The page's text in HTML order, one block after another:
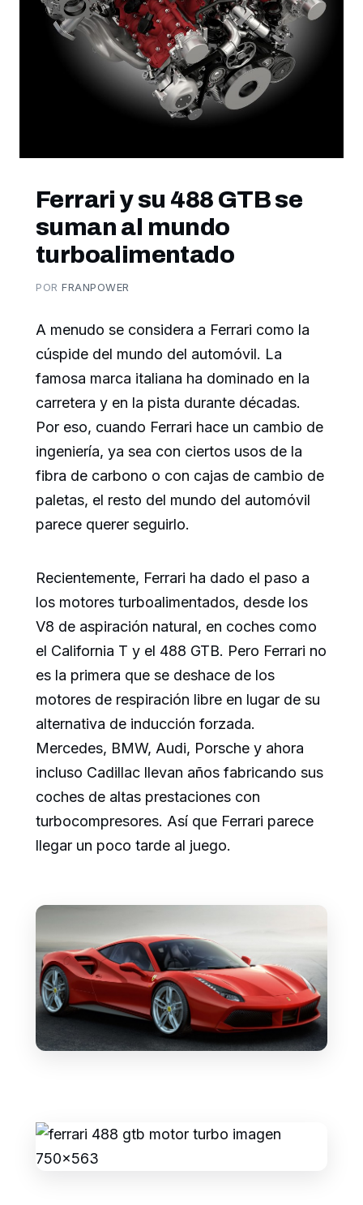
Ferrari y su 488 GTB se
suman al mundo
turboalimentado
PORFRANPOWER
A menudo se considera a Ferrari como la
cúspide del mundo del automóvil. La
famosa marca italiana ha dominado en la
carretera y en la pista durante décadas.
Por eso, cuando Ferrari hace un cambio de
ingeniería, ya sea con ciertos usos de la
fibra de carbono o con cajas de cambio de
paletas, el resto del mundo del automóvil
parece querer seguirlo.
Recientemente, Ferrari ha dado el paso a
los motores turboalimentados, desde los
V8 de aspiración natural, en coches como
el California T y el 488 GTB. Pero Ferrari no
es la primera que se deshace de los
motores de respiración libre en lugar de su
alternativa de inducción forzada.
Mercedes, BMW, Audi, Porsche y ahora
incluso Cadillac llevan años fabricando sus
coches de altas prestaciones con
turbocompresores. Así que Ferrari parece
llegar un poco tarde al juego.